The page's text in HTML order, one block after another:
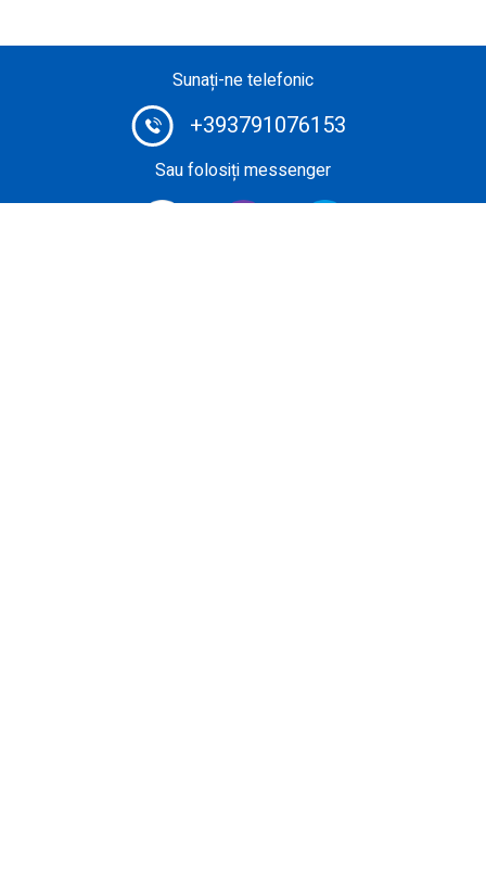
Sunați-ne telefonic
+393791076153
Sau folosiți messenger